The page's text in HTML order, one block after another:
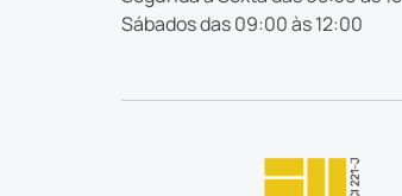
Sábados das 09:00 às 12:00